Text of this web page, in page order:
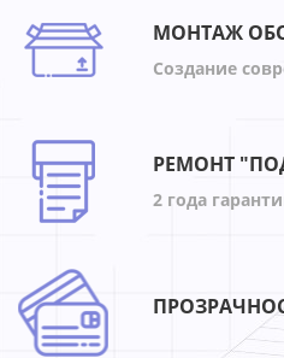
МОНТАЖ
Создание
РЕМОНТ
2 года